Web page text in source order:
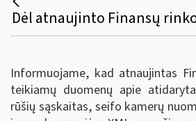
Informuojame, kad atnaujintas
teikiamų duomenų apie
rūšių sąskaitas, seifo kamerų